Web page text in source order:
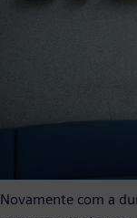
Novamente com a